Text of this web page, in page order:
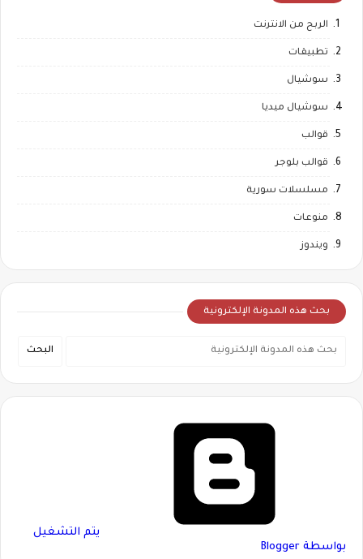
الربح من الانترنت
تطبيقات
سوشيال
سوشيال ميديا
قوالب
قوالب بلوجر
مسلسلات سورية
منوعات
ويندوز
بحث هذه المدونة الإلكترونية
‏يتم التشغيل
بواسطة Blogger